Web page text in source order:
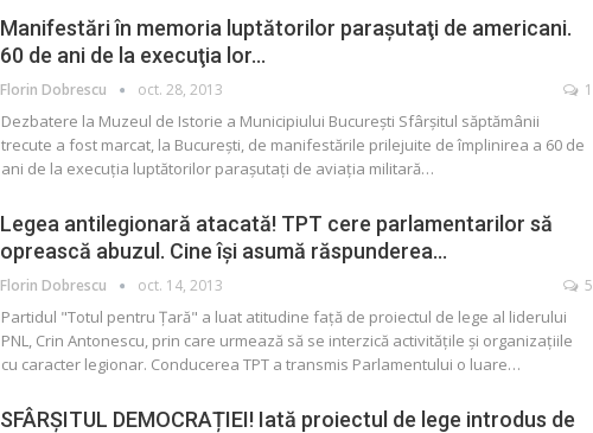
Manifestări în memoria luptătorilor paraşutaţi de americani.
60 de ani de la execuţia lor…
Florin Dobrescu oct. 28, 2013 1
Dezbatere la Muzeul de Istorie a Municipiului Bucureşti Sfârşitul săptămânii
trecute a fost marcat, la Bucureşti, de manifestările prilejuite de împlinirea a 60 de
ani de la execuţia luptătorilor paraşutaţi de aviaţia militară…
Legea antilegionară atacată! TPT cere parlamentarilor să
oprească abuzul. Cine îşi asumă răspunderea…
Florin Dobrescu oct. 14, 2013 5
Partidul "Totul pentru Ţară" a luat atitudine faţă de proiectul de lege al liderului
PNL, Crin Antonescu, prin care urmează să se interzică activităţile şi organizaţiile
cu caracter legionar. Conducerea TPT a transmis Parlamentului o luare…
SFÂRȘITUL DEMOCRAȚIEI! Iată proiectul de lege introdus de